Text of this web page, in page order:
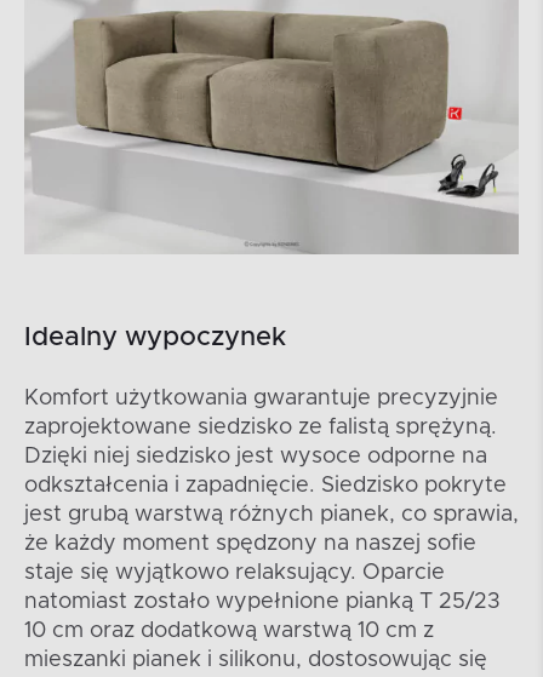
Idealny wypoczynek
Komfort użytkowania gwarantuje precyzyjnie
zaprojektowane siedzisko ze falistą sprężyną.
Dzięki niej siedzisko jest wysoce odporne na
odkształcenia i zapadnięcie. Siedzisko pokryte
jest grubą warstwą różnych pianek, co sprawia,
że każdy moment spędzony na naszej sofie
staje się wyjątkowo relaksujący. Oparcie
natomiast zostało wypełnione pianką T 25/23
10 cm oraz dodatkową warstwą 10 cm z
mieszanki pianek i silikonu, dostosowując się